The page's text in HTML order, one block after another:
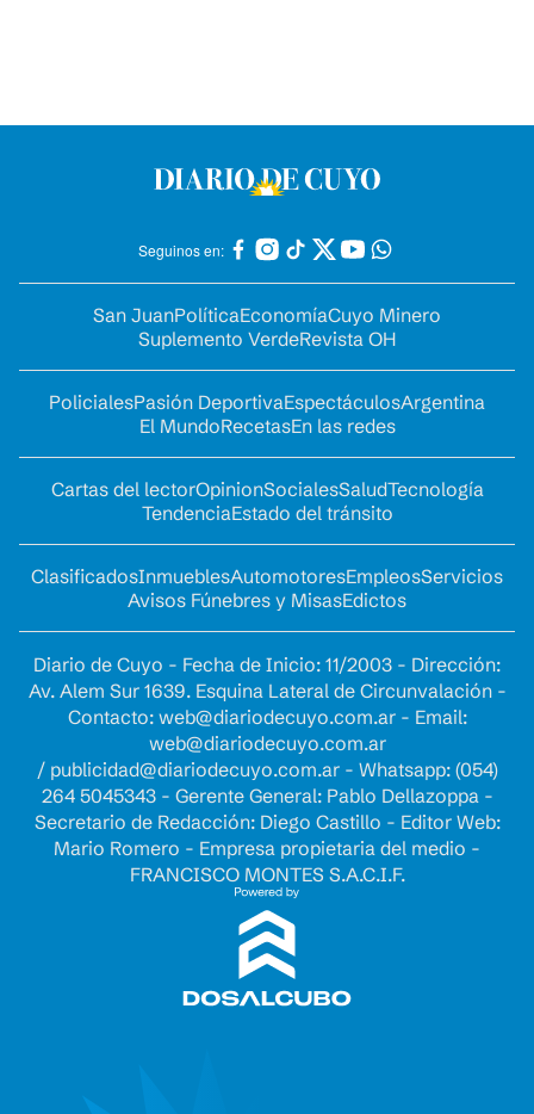
Seguinos en:
San JuanPolíticaEconomíaCuyo Minero
Suplemento VerdeRevista OH
PolicialesPasión DeportivaEspectáculosArgentina
El MundoRecetasEn las redes
Cartas del lectorOpinionSocialesSaludTecnología
TendenciaEstado del tránsito
ClasificadosInmueblesAutomotoresEmpleosServicios
Avisos Fúnebres y MisasEdictos
Diario de Cuyo - Fecha de Inicio: 11/2003 - Dirección:
Av. Alem Sur 1639. Esquina Lateral de Circunvalación -
Contacto: web@diariodecuyo.com.ar- Email:
web@diariodecuyo.com.ar
/ publicidad@diariodecuyo.com.ar- Whatsapp: (054)
264 5045343 - Gerente General: Pablo Dellazoppa -
Secretario de Redacción: Diego Castillo - Editor Web:
Mario Romero - Empresa propietaria del medio -
FRANCISCO MONTES S.A.C.I.F.